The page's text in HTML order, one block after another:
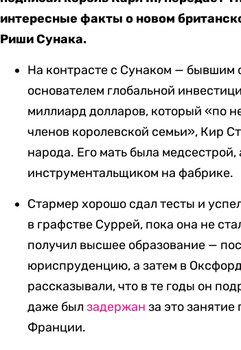
интересные факты о новом
Риши Сунака.
На контрасте с Сунаком — бывшим
основателем глобальной
миллиард долларов, который «по
членов королевской семьи», Кир
народа. Его мать была
инструментальщиком на фабрике.
Стармер хорошо сдал тесты и
в графстве Суррей, пока она не
получил высшее образование —
юриспруденцию, а затем в
рассказывали, что в те годы он
даже былзадержан за это
Франции.